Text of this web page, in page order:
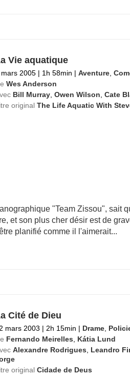
Vie aquatique
2005 | 1h 58min | Aventure,
Wes Anderson
Bill Murray, Owen Wilson, Cate
original The Life Aquatic With
"Team Zissou", sait
et son plus cher désir est de
planifié comme il l'aimerait...
Cité de Dieu
mars 2003 | 2h 15min | Drame,
Fernando Meirelles, Kátia Lund
Alexandre Rodrigues, Leandro
original Cidade de Deus